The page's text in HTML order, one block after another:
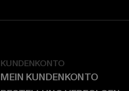
KUNDENKONTO
MEIN KUNDENKONTO